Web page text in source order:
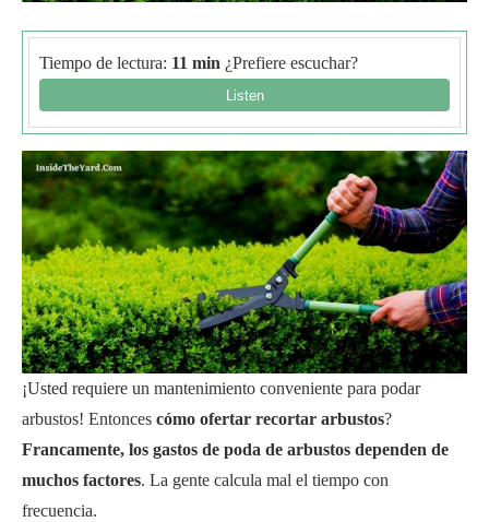
Tiempo de lectura: 11 min ¿Prefiere escuchar?
¡Usted requiere un mantenimiento conveniente para podar
arbustos! Entonces cómo ofertar recortar arbustos?
Francamente, los gastos de poda de arbustos dependen de
muchos factores. La gente calcula mal el tiempo con
frecuencia.